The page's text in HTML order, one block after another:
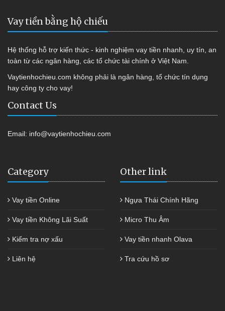
Vay tiền bằng hộ chiếu
Hệ thống hỗ trợ kiến thức - kinh nghiệm vay tiền nhanh, uy tín, an
toàn từ các ngân hàng, các tổ chức tài chính ở Việt Nam.
Vaytienhochieu.com không phải là ngân hàng, tổ chức tín dụng
hay công ty cho vay!
Contact Us
Email: info@vaytienhochieu.com
Category
Vay tiền Online
Vay tiền Không Lãi Suất
Kiểm tra nợ xấu
Liên hệ
Other link
Ngựa Thái Chính Hãng
Micro Thu Âm
Vay tiền nhanh Olava
Tra cứu hồ sơ